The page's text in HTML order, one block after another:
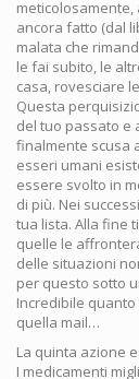
ancora fatto (dal
malata che
le fai subito, le
casa, rovesciare
Questa
del tuo passato e
finalmente scusa
esseri umani
essere svolto in
di più. Nei
tua lista. Alla fine
quelle le
delle situazioni
per questo sotto
Incredibile
quella mail…
La quinta azione
I medicamenti